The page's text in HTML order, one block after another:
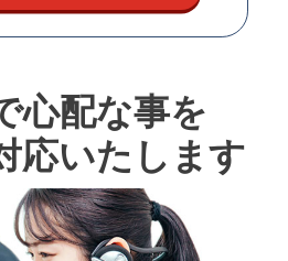
心配な事を
応いたします